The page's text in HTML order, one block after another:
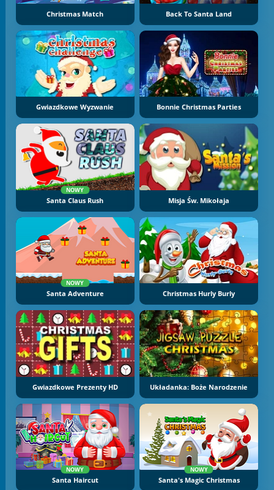
Christmas Match Back To Santa Land
Gwiazdkowe Wyzwanie Bonnie Christmas Parties
NOWY
Santa Claus Rush Misja Św. Mikołaja
NOWY
Santa Adventure Christmas Hurly Burly
Gwiazdkowe Prezenty HD Układanka: Boże Narodzenie
NOWY
Santa Haircut
NOWY
Santa's Magic Christmas